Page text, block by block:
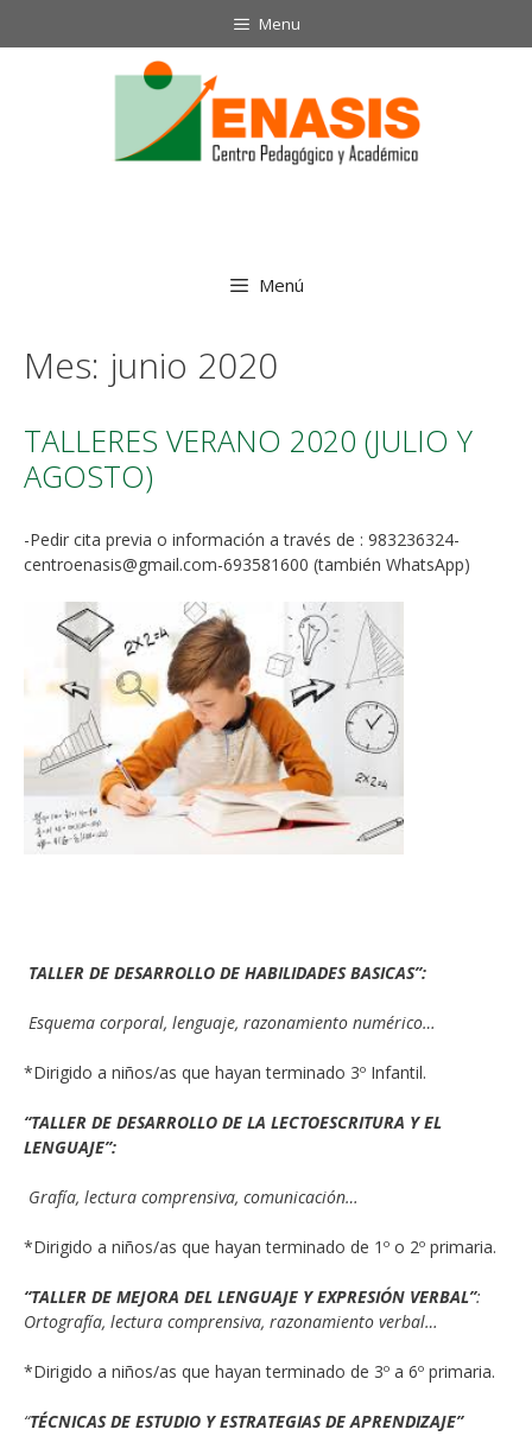
Menu
Menú
Mes: junio 2020
TALLERES VERANO 2020 (JULIO Y
AGOSTO)
-Pedir cita previa o información a través de : 983236324-
centroenasis@gmail.com-693581600 (también WhatsApp)
TALLER DE DESARROLLO DE HABILIDADES BASICAS”:
Esquema corporal, lenguaje, razonamiento numérico…
*Dirigido a niños/as que hayan terminado 3º Infantil.
“TALLER DE DESARROLLO DE LA LECTOESCRITURA Y EL
LENGUAJE”:
Grafía, lectura comprensiva, comunicación…
*Dirigido a niños/as que hayan terminado de 1º o 2º primaria.
“TALLER DE MEJORA DEL LENGUAJE Y EXPRESIÓN VERBAL”:
Ortografía, lectura comprensiva, razonamiento verbal…
*Dirigido a niños/as que hayan terminado de 3º a 6º primaria.
“TÉCNICAS DE ESTUDIO Y ESTRATEGIAS DE APRENDIZAJE”